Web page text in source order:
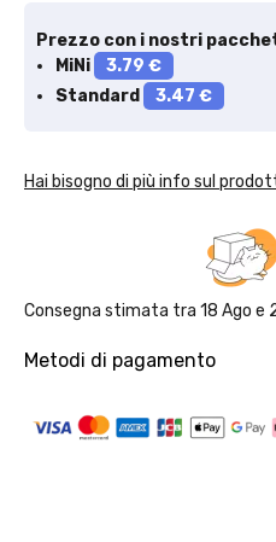
Prezzo con i nostri
MiNi
3.79 €
Standard
3.47 €
Hai bisogno di più info sul
Consegna stimata tra 18 Ago e
Metodi di pagamento